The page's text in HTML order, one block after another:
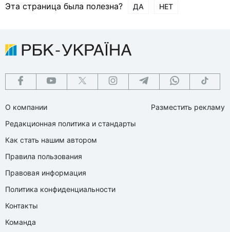
Эта страница была полезна? ДА НЕТ
О компании
Редакционная политика и стандарты
Как стать нашим автором
Правила пользования
Правовая информация
Политика конфиденциальности
Контакты
Команда
Разместить рекламу